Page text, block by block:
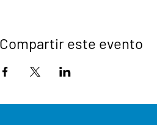
Compartir este evento